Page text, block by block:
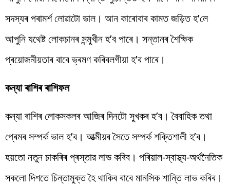
সদস্যৰ পৰামৰ্শ লোৱাটো ভাল। আন কাৰোবাৰ কামত জড়িত হ’লে
আপুনি যথেষ্ট লোকচানৰ সন্মুখীন হ’ব পাৰে। সন্তানৰ শৈক্ষিক
প্ৰয়োজনীয়তাৰ বাবে ভ্ৰমণ কৰিবলগীয়া হ’ব পাৰে।
কন্যা ৰাশিৰ ৰাশিফল
কন্যা ৰাশিৰ লোকসকলৰ আজিৰ দিনটো সুখকৰ হ’ব। বৈবাহিক তথা
প্ৰেমৰ সম্পৰ্ক ভাল হ’ব। আত্মীয়ৰ সৈতে সম্পৰ্ক শক্তিশালী হ’ব।
হয়তো নতুন চাকৰিৰ প্ৰস্তাৱ লাভ কৰিব। পৰিয়াল-স্বাস্থ্য-অৰ্থনৈতিক
সকলো দিশতে চিন্তামুক্ত হৈ থাকিব বাবে মানসিক শান্তি লাভ কৰিব।